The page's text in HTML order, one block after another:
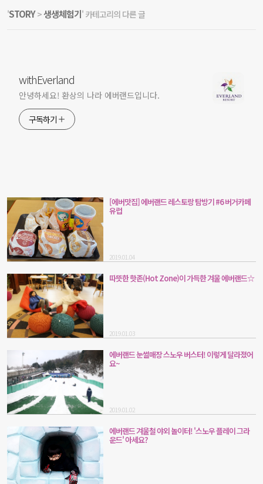
'STORY>생생체험기' 카테고리의 다른 글
withEverland
안녕하세요! 환상의 나라 에버랜드입니다.
구독하기
[에버맛집] 에버랜드 레스토랑 탐방기 #6 버거카페
유럽
2019.01.04
따뜻한 핫존(Hot Zone)이 가득한 겨울 에버랜드☆
2019.01.03
에버랜드 눈썰매장 스노우 버스터! 이렇게 달라졌어
요~
2019.01.02
에버랜드 겨울철 야외 놀이터! '스노우 플레이 그라
운드' 아세요?